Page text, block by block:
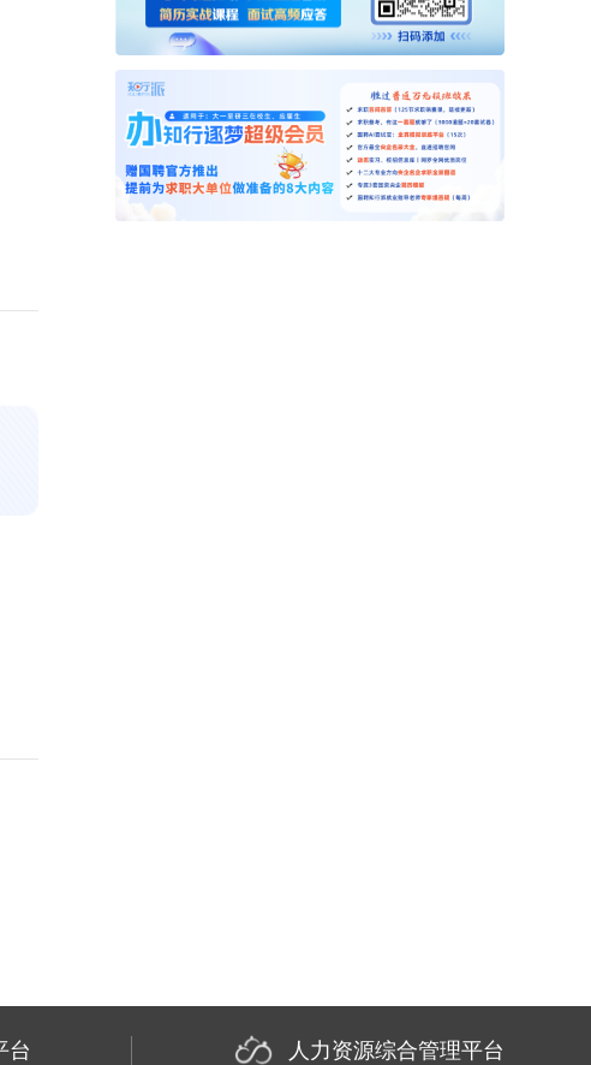
台 人力资源综合管理平台